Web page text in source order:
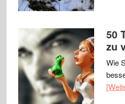
50
zu
Wie